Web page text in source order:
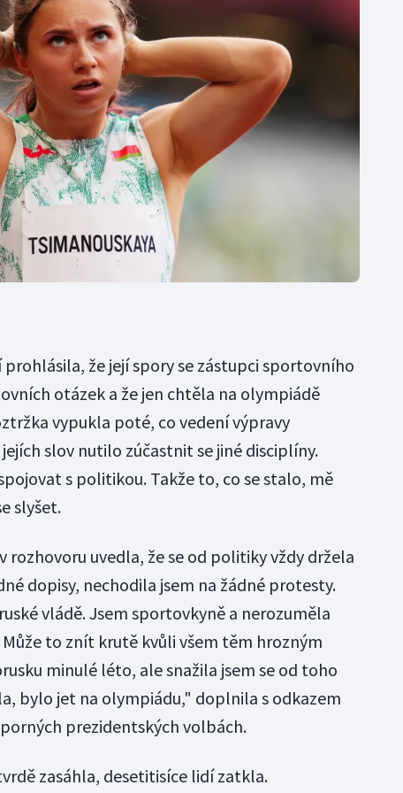
že její spory se zástupci sportovního
otázek a že jen chtěla na olympiádě
vypukla poté, co vedení výpravy
slov nutilo zúčastnit se jiné disciplíny.
s politikou. Takže to, co se stalo, mě
slyšet.
rozhovoru uvedla, že se od politiky vždy držela
dopisy, nechodila jsem na žádné protesty.
vládě. Jsem sportovkyně a nerozuměla
to znít krutě kvůli všem těm hrozným
minulé léto, ale snažila jsem se od toho
bylo jet na olympiádu," doplnila s odkazem
prezidentských volbách.
zasáhla, desetitisíce lidí zatkla.